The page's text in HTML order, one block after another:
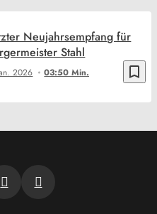
bookmark_border
2026 03:50 Min.
Neujahrsempfang für
Stahl